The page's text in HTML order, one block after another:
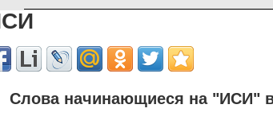
Слова начинающиеся на "ИСИ"